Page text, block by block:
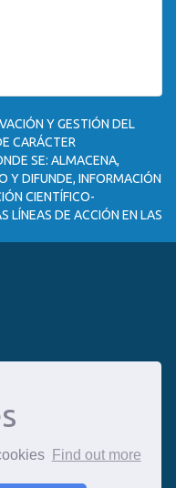
Find out more
Y GESTIÓN DEL
CARÁCTER
SE: ALMACENA,
Y DIFUNDE, INFORMACIÓN
CIENTÍFICO-
LÍNEAS DE ACCIÓN EN LAS